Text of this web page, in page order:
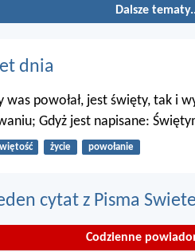
Dalsze
dnia
was powołał, jest święty, tak i
Gdyż jest napisane:
życie powołanie
cytat z Pisma
Codzienne